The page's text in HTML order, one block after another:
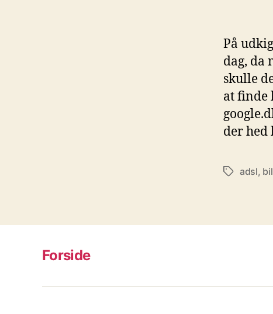
På
dag, da
skulle
at finde
der hed
Tagsadsl,
Forside